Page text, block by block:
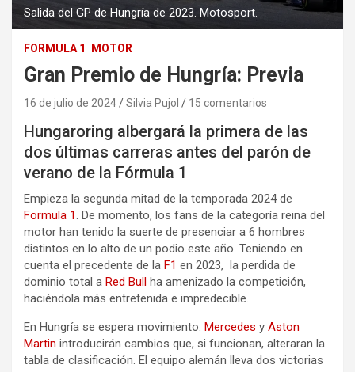
Salida del GP de Hungría de 2023. Motosport.
FORMULA 1 MOTOR
Gran Premio de Hungría: Previa
16 de julio de 2024 Silvia Pujol 15 comentarios
Hungaroring albergará la primera de las
dos últimas carreras antes del parón de
verano de la Fórmula 1
Empieza la segunda mitad de la temporada 2024 de
Formula 1. De momento, los fans de la categoría reina del
motor han tenido la suerte de presenciar a 6 hombres
distintos en lo alto de un podio este año. Teniendo en
cuenta el precedente de la F1 en 2023, la perdida de
dominio total a Red Bull
ha amenizado la competición,
haciéndola más entretenida e impredecible.
En Hungría se espera movimiento. Mercedes y Aston
Martin introducirán cambios que, si funcionan, alteraran la
tabla de clasificación. El equipo alemán lleva dos victorias